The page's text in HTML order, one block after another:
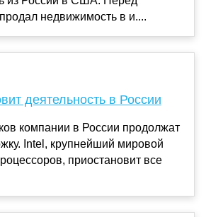
недвижимость в и....
деятельность в России
компании в России продолжат
Intel, крупнейший мировой
приостановит все